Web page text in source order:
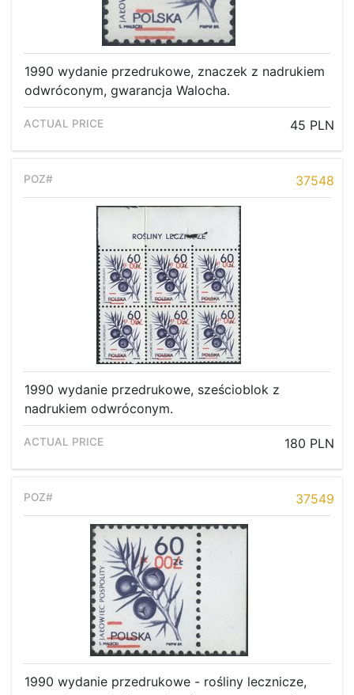
1990 wydanie przedrukowe, znaczek z nadrukiem
odwróconym, gwarancja Walocha.
45 PLN
37548
1990 wydanie przedrukowe, sześcioblok z
nadrukiem odwróconym.
180 PLN
37549
1990 wydanie przedrukowe - rośliny lecznicze,